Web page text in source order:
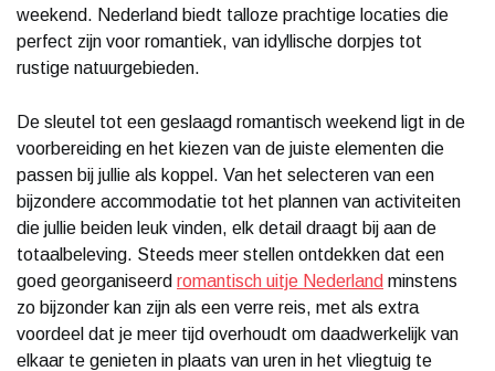
weekend. Nederland biedt talloze prachtige locaties die
perfect zijn voor romantiek, van idyllische dorpjes tot
rustige natuurgebieden.
De sleutel tot een geslaagd romantisch weekend ligt in de
voorbereiding en het kiezen van de juiste elementen die
passen bij jullie als koppel. Van het selecteren van een
bijzondere accommodatie tot het plannen van activiteiten
die jullie beiden leuk vinden, elk detail draagt bij aan de
totaalbeleving. Steeds meer stellen ontdekken dat een
goed georganiseerd romantisch uitje Nederland minstens
zo bijzonder kan zijn als een verre reis, met als extra
voordeel dat je meer tijd overhoudt om daadwerkelijk van
elkaar te genieten in plaats van uren in het vliegtuig te